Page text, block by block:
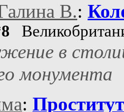
В.:
в
монумента
: